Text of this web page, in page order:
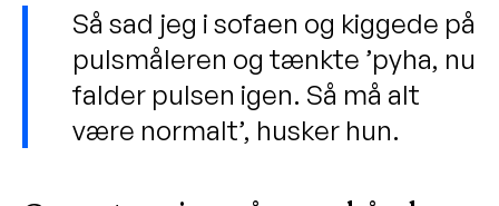
Så sad jeg i sofaen og kiggede på
pulsmåleren og tænkte ’pyha, nu
falder pulsen igen. Så må alt
være normalt’, husker hun.